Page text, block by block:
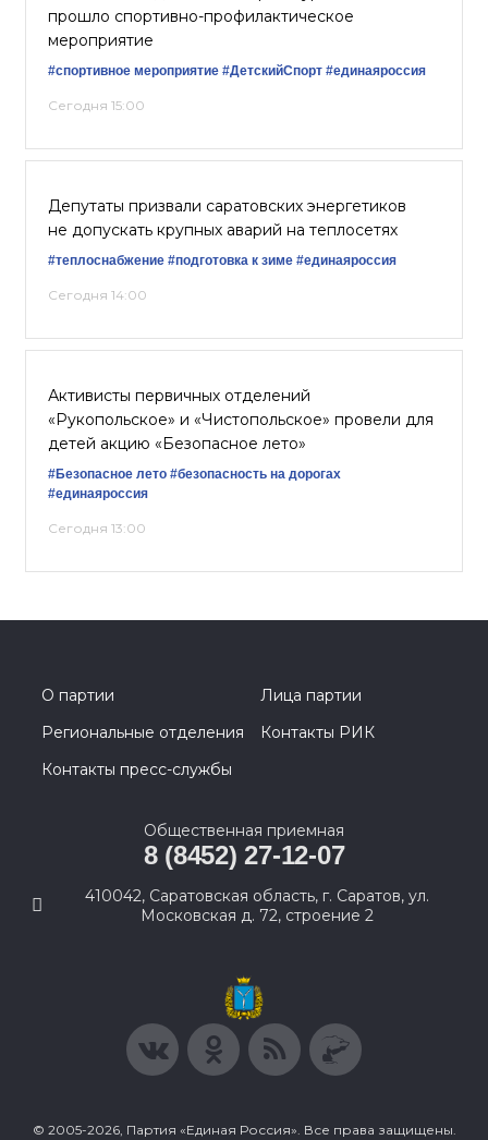
прошло спортивно-профилактическое
мероприятие
#спортивное мероприятие #ДетскийСпорт #единаяроссия
Сегодня 15:00
Депутаты призвали саратовских энергетиков
не допускать крупных аварий на теплосетях
#теплоснабжение #подготовка к зиме #единаяроссия
Сегодня 14:00
Активисты первичных отделений
«Рукопольское» и «Чистопольское» провели для
детей акцию «Безопасное лето»
#Безопасное лето #безопасность на дорогах
#единаяроссия
Сегодня 13:00
О партии
Лица партии
Региональные отделения
Контакты РИК
Контакты пресс-службы
Общественная приемная
8 (8452) 27-12-07
410042, Саратовская область, г. Саратов, ул.
Московская д. 72, строение 2
© 2005-2026, Партия «Единая Россия». Все права защищены.